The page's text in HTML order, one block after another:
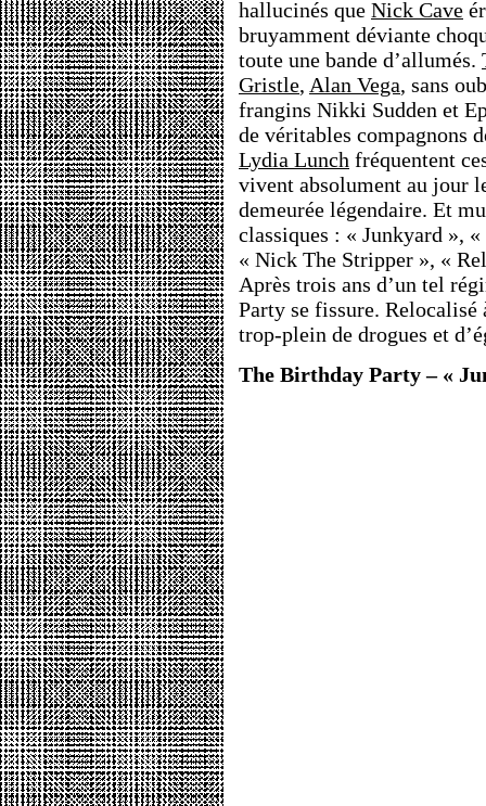
hallucinés que Nick Cave
bruyamment déviante
toute une bande d’allumés.
Gristle, Alan Vega, sans
frangins Nikki Sudden et
de véritables compagnons
Lydia Lunch fréquentent
vivent absolument au jour
demeurée légendaire. Et
classiques : « Junkyard »,
« Nick The Stripper », «
Après trois ans d’un tel
Party se fissure.
trop-plein de drogues et
The Birthday Party – «